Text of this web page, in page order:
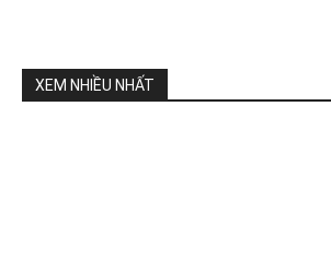
XEM NHIỀU NHẤT